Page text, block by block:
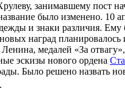
, занимавшему пост
было изменено. 10
и знаки различия.
наград планировалось
Ленина, медалей «За отвагу
эскизы нового ордена
Было решено назвать
.